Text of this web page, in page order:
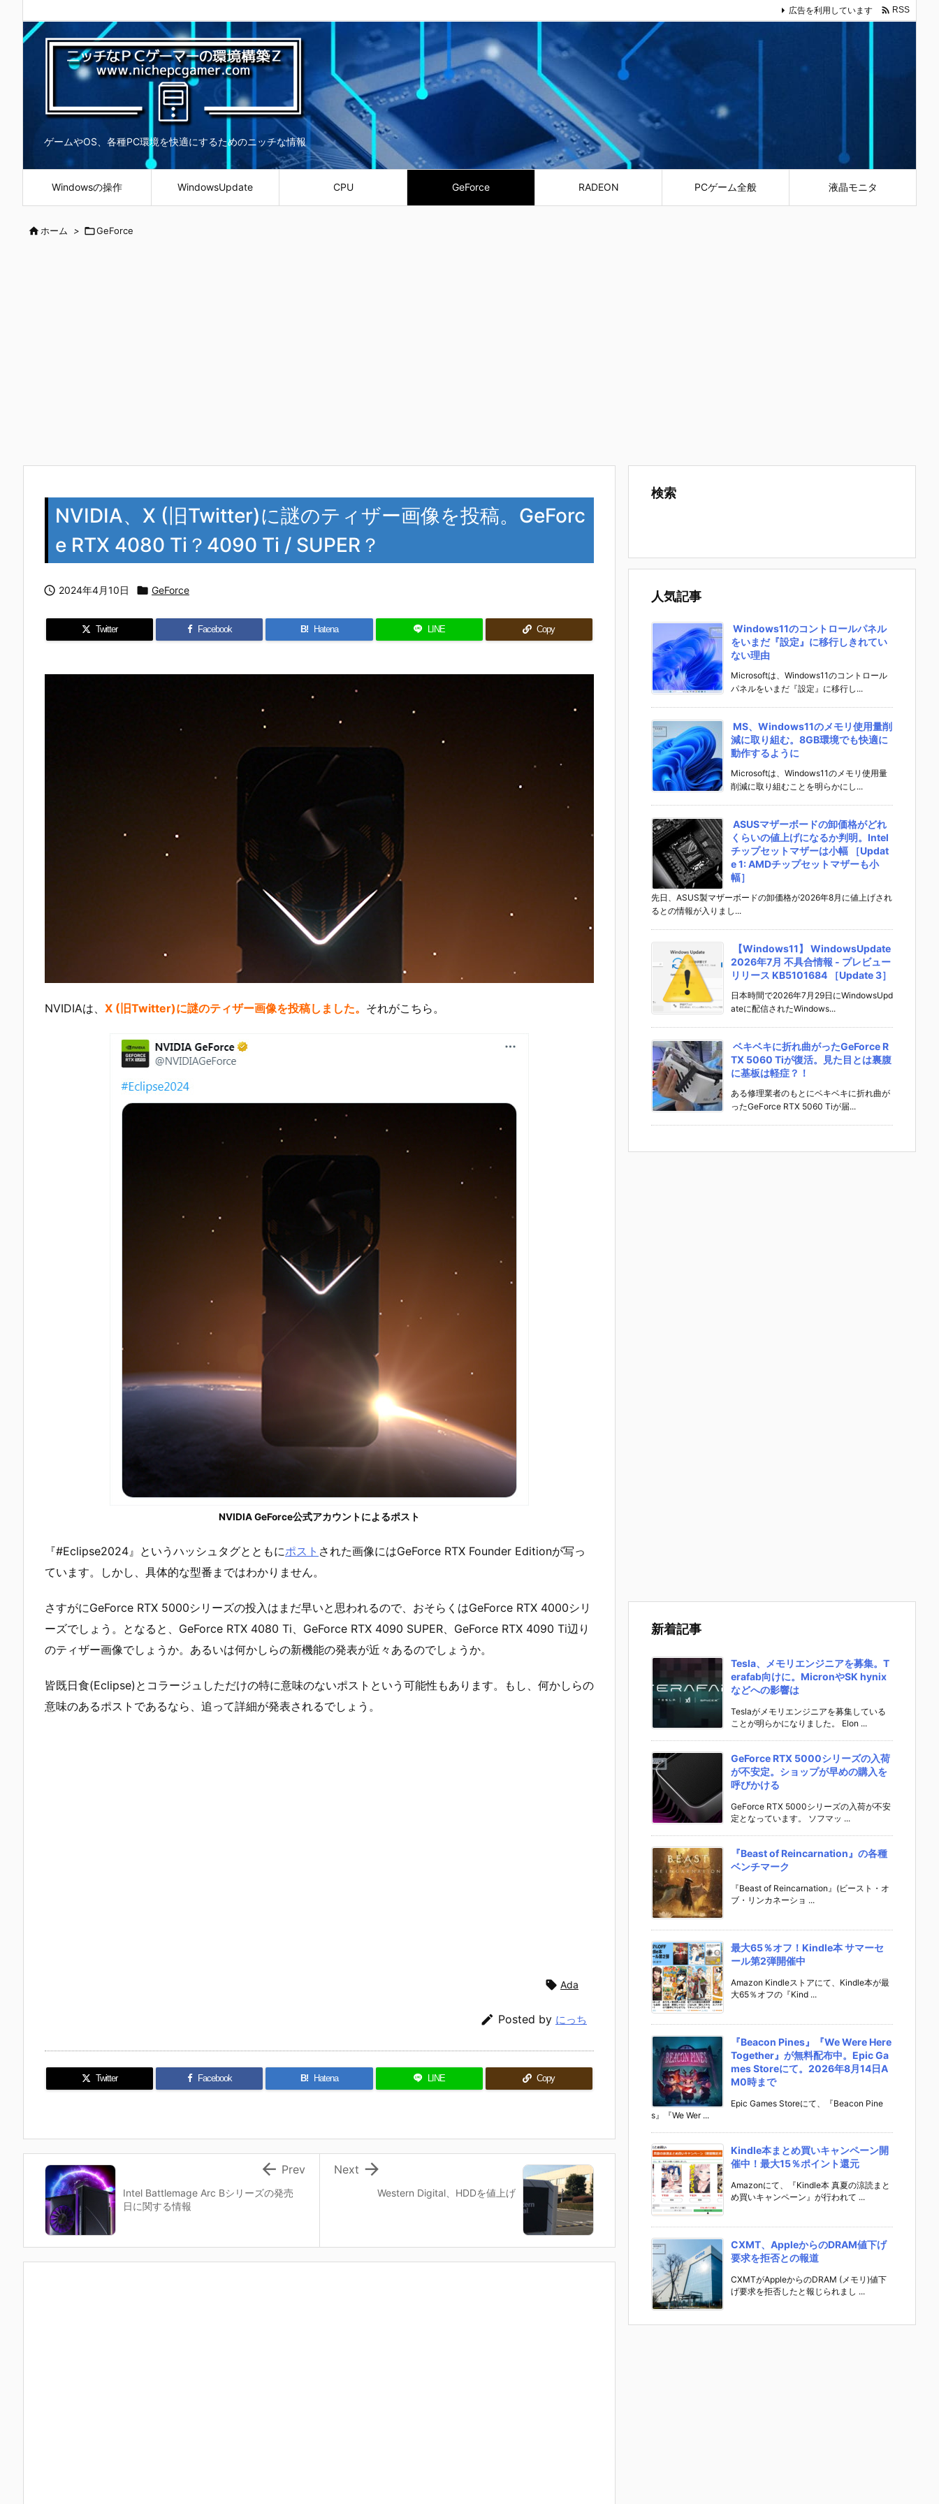
ゲームやOS、各種PC環境を快適にするためのニッチな情報
Windowsの操作 WindowsUpdate CPU GeForce RADEON PCゲーム全般 液晶モニタ
広告を利用しています  RSS
ホーム > GeForce
NVIDIA、X (旧Twitter)に謎のティザー画像を投稿。GeForc
e RTX 4080 Ti？4090 Ti / SUPER？
 2024年4月10日  GeForce
Twitter Facebook B! Hatena LINE Copy
NVIDIAは、 X (旧Twitter)に謎のティザー画像を投稿しました。 それがこちら。
NVIDIA GeForce公式アカウントによるポスト
『#Eclipse2024』というハッシュタグとともにポスト された画像にはGeForce RTX Founder Editionが写っ
ています。しかし、具体的な型番まではわかりません。
さすがにGeForce RTX 5000シリーズの投入はまだ早いと思われるので、おそらくはGeForce RTX 4000シリ
ーズでしょう。となると、GeForce RTX 4080 Ti、GeForce RTX 4090 SUPER、GeForce RTX 4090 Ti辺り
のティザー画像でしょうか。あるいは何かしらの新機能の発表が近々あるのでしょうか。
皆既日食(Eclipse)とコラージュしただけの特に意味のないポストという可能性もあります。もし、何かしらの
意味のあるポストであるなら、追って詳細が発表されるでしょう。
 Ada
 Posted by にっち
Twitter Facebook B! Hatena LINE Copy
Western Digital、HDDを値上げ

Next
Intel Battlemage Arc Bシリーズの発売
日に関する情報
 Prev
検索
人気記事
Windows11のコントロールパネル
をいまだ『設定』に移行しきれてい
ない理由
Microsoftは、Windows11のコントロール
パネルをいまだ『設定』に移行し...
MS、Windows11のメモリ使用量削
減に取り組む。8GB環境でも快適に
動作するように
Microsoftは、Windows11のメモリ使用量
削減に取り組むことを明らかにし...
ASUSマザーボードの卸価格がどれ
くらいの値上げになるか判明。Intel
チップセットマザーは小幅 ［Updat
e 1: AMDチップセットマザーも小
幅］
先日、ASUS製マザーボードの卸価格が2026年8月に値上げされ
るとの情報が入りまし...
【Windows11】 WindowsUpdate
2026年7月 不具合情報 - プレビュー
リリース KB5101684 ［Update 3］
日本時間で2026年7月29日にWindowsUpd
ateに配信されたWindows...
ベキベキに折れ曲がったGeForce R
TX 5060 Tiが復活。見た目とは裏腹
に基板は軽症？！
ある修理業者のもとにベキベキに折れ曲が
ったGeForce RTX 5060 Tiが届...
新着記事
Tesla、メモリエンジニアを募集。T
erafab向けに。MicronやSK hynix
などへの影響は
Teslaがメモリエンジニアを募集している
ことが明らかになりました。 Elon ...
GeForce RTX 5000シリーズの入荷
が不安定。ショップが早めの購入を
呼びかける
GeForce RTX 5000シリーズの入荷が不安
定となっています。 ソフマッ ...
『Beast of Reincarnation』の各種
ベンチマーク
『Beast of Reincarnation』(ビースト・オ
ブ・リンカネーショ ...
最大65％オフ！Kindle本 サマーセ
ール第2弾開催中
Amazon Kindleストアにて、Kindle本が最
大65％オフの『Kind ...
『Beacon Pines』『We Were Here
Together』が無料配布中。Epic Ga
mes Storeにて。2026年8月14日A
M0時まで
Epic Games Storeにて、『Beacon Pine
s』『We Wer ...
Kindle本まとめ買いキャンペーン開
催中！最大15％ポイント還元
Amazonにて、『Kindle本 真夏の涼読まと
め買いキャンペーン』が行われて ...
CXMT、AppleからのDRAM値下げ
要求を拒否との報道
CXMTがAppleからのDRAM (メモリ)値下
げ要求を拒否したと報じられまし ...